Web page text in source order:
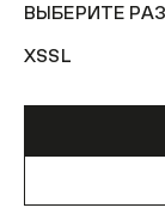
ВЫБЕРИТЕ
XSSL